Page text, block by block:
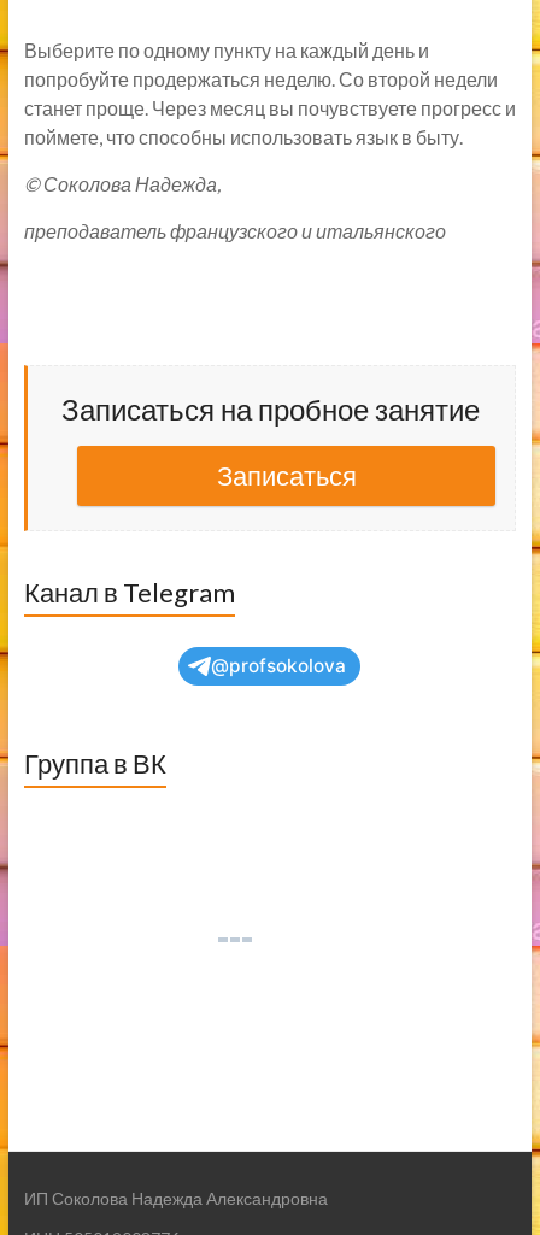
Выберите по одному пункту на каждый день и
попробуйте продержаться неделю. Со второй недели
станет проще. Через месяц вы почувствуете прогресс и
поймете, что способны использовать язык в быту.
© Соколова Надежда,
преподаватель французского и итальянского
Записаться на пробное занятие
Записаться
Канал в Telegram
@profsokolova
Группа в ВК
ИП Соколова Надежда Александровна